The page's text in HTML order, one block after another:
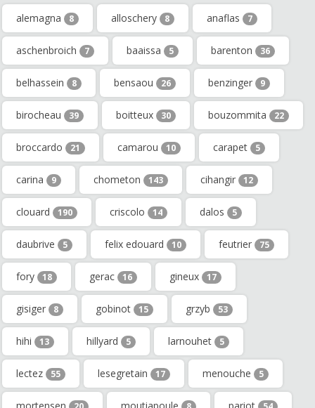
alemagna 8 alloschery 8 anaflas 7
aschenbroich 7 baaissa 5 barenton 36
belhassein 8 bensaou 26 benzinger 9
birocheau 39 boitteux 30 bouzommita 22
broccardo 21 camarou 10 carapet 5
carina 9 chometon 143 cihangir 12
clouard 190 criscolo 14 dalos 5
daubrive 5 felix edouard 10 feutrier 75
fory 18 gerac 16 gineux 17
gisiger 8 gobinot 15 grzyb 53
hihi 13 hillyard 5 larnouhet 5
lectez 55 lesegretain 17 menouche 5